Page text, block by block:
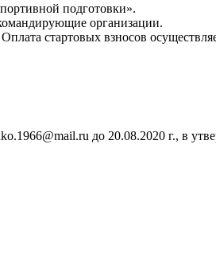
подготовки».
организации.
стартовых взносов
до 20.08.2020 г., в